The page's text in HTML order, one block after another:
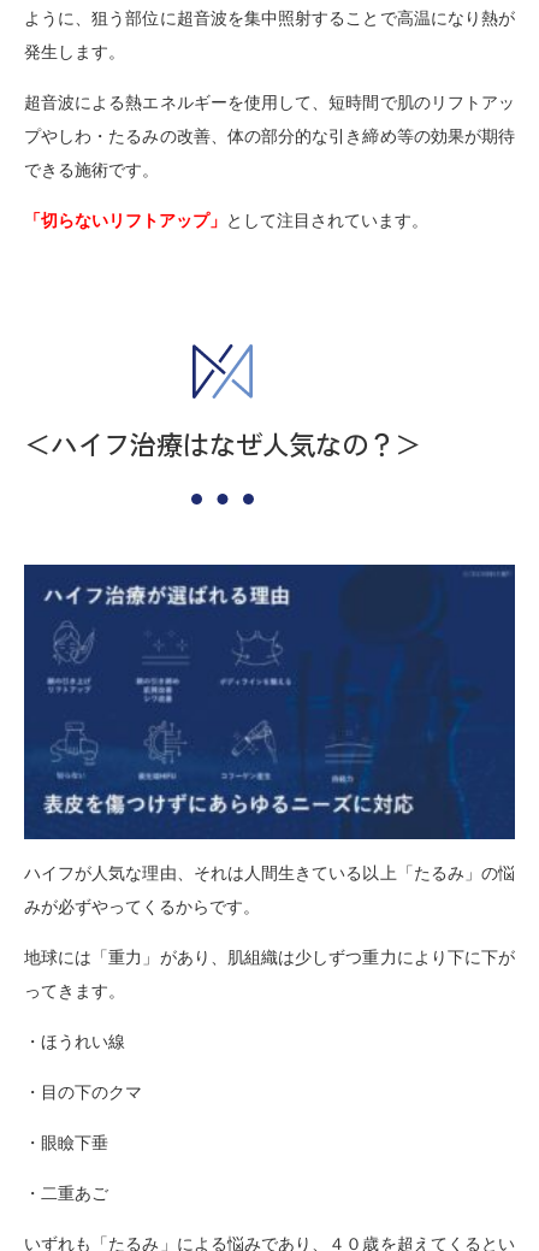
ように、狙う部位に超音波を集中照射することで高温になり熱が
発生します。
超音波による熱エネルギーを使用して、短時間で肌のリフトアッ
プやしわ・たるみの改善、体の部分的な引き締め等の効果が期待
できる施術です。
「切らないリフトアップ」 として注目されています。
＜ハイフ治療はなぜ人気なの？＞
ハイフが人気な理由、それは人間生きている以上「たるみ」の悩
みが必ずやってくるからです。
地球には「重力」があり、肌組織は少しずつ重力により下に下が
ってきます。
・ほうれい線
・目の下のクマ
・眼瞼下垂
・二重あご
いずれも「たるみ」による悩みであり、４０歳を超えてくるとい